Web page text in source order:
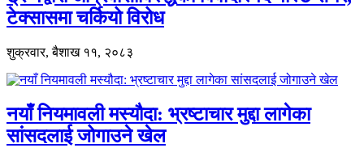
टेक्सासमा चर्कियो विरोध
शुक्रवार, बैशाख ११, २०८३
नयाँ नियमावली मस्यौदा: भ्रष्टाचार मुद्दा लागेका
सांसदलाई जोगाउने खेल